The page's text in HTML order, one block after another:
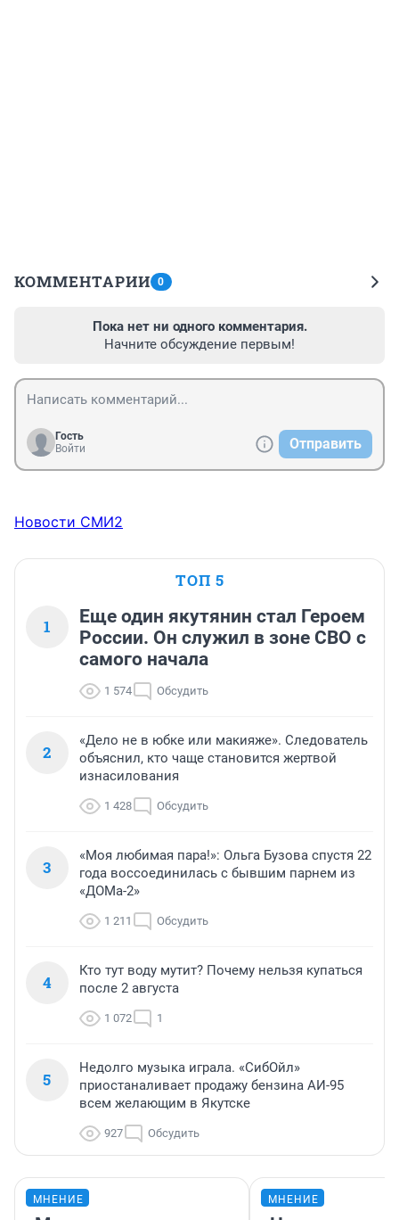
КОММЕНТАРИИ 0
Пока нет ни одного комментария.
Начните обсуждение первым!
Гость
Войти
Отправить
Новости СМИ2
ТОП 5
1
Еще один якутянин стал Героем
России. Он служил в зоне СВО с
самого начала
1 574 Обсудить
2
«Дело не в юбке или макияже». Следователь
объяснил, кто чаще становится жертвой
изнасилования
1 428 Обсудить
3
«Моя любимая пара!»: Ольга Бузова спустя 22
года воссоединилась с бывшим парнем из
«ДОМа-2»
1 211 Обсудить
4
Кто тут воду мутит? Почему нельзя купаться
после 2 августа
1 072 1
5
Недолго музыка играла. «СибОйл»
приостаналивает продажу бензина АИ-95
всем желающим в Якутске
927 Обсудить
МНЕНИЕ МНЕНИЕ